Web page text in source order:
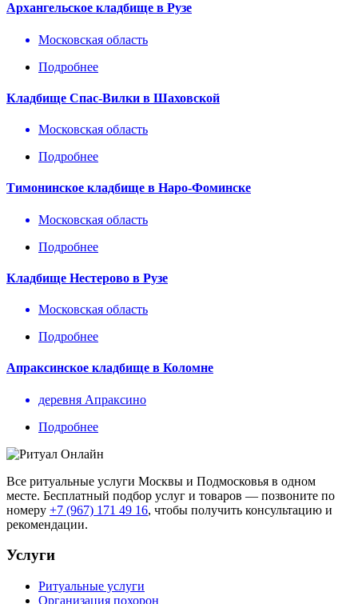
Архангельское кладбище в Рузе
Московская область
Подробнее
Кладбище Спас-Вилки в Шаховской
Московская область
Подробнее
Тимонинское кладбище в Наро-Фоминске
Московская область
Подробнее
Кладбище Нестерово в Рузе
Московская область
Подробнее
Апраксинское кладбище в Коломне
деревня Апраксино
Подробнее
Все ритуальные услуги Москвы и Подмосковья в одном
месте. Бесплатный подбор услуг и товаров — позвоните по
номеру +7 (967) 171 49 16, чтобы получить консультацию и
рекомендации.
Услуги
Ритуальные услуги
Организация похорон